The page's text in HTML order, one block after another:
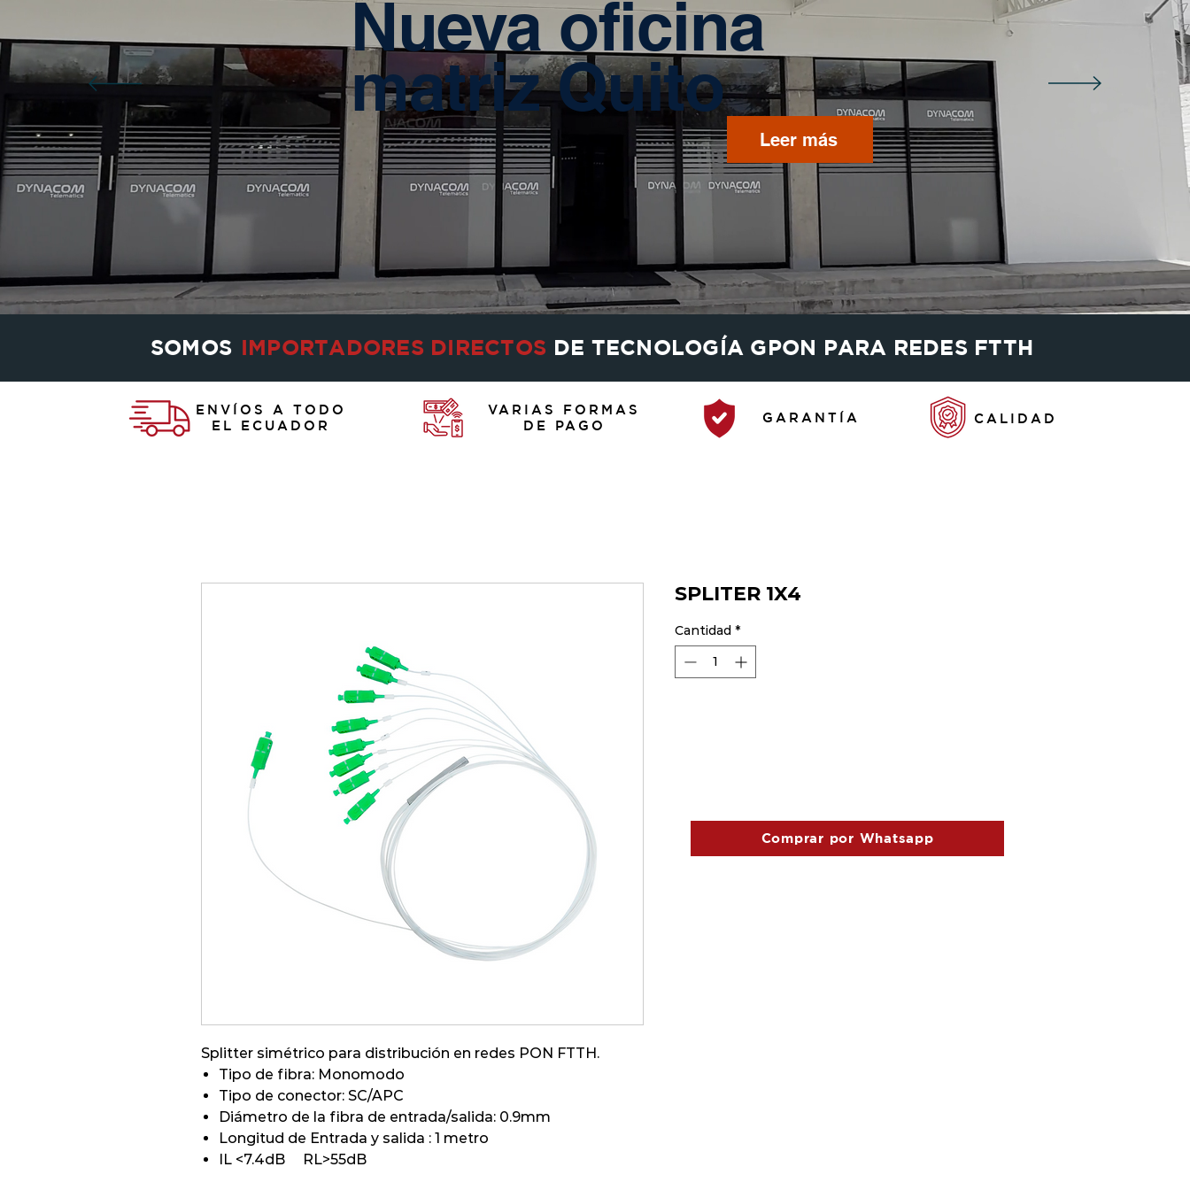
Nueva oficina
matriz Quito
Leer más
SOMOS IMPORTADORES DIRECTOS DE TECNOLOGÍA GPON PARA REDES FTTH
ENVÍOS A TODO
EL ECUADOR
VARIAS FORMAS
DE PAGO
GARANTÍA CALIDAD
Splitter simétrico para distribución en redes PON FTTH.
Tipo de fibra: Monomodo
Tipo de conector: SC/APC
Diámetro de la fibra de entrada/salida: 0.9mm
Longitud de Entrada y salida : 1 metro
IL <7.4dB RL>55dB
SPLITER 1X4
Cantidad *
Comprar por Whatsapp